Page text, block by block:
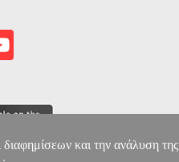
διαφημίσεων και την ανάλυση της